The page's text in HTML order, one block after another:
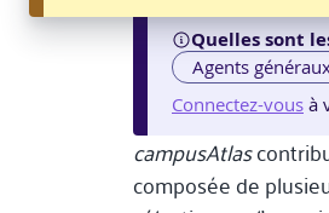
Quelles sont
Agents
Connectez-vous à
campusAtlas
composée de